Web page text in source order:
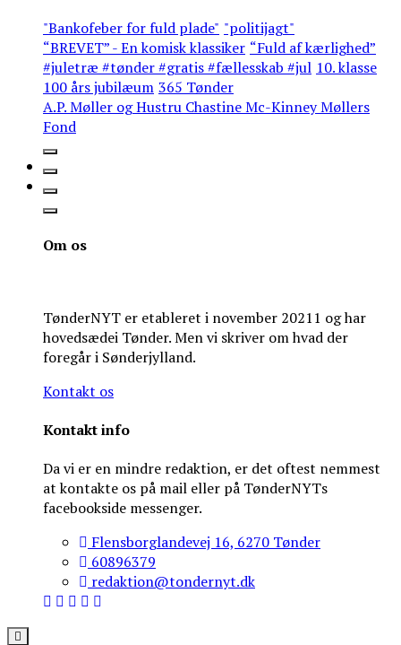
"Bankofeber for fuld plade" "politijagt"
“BREVET” - En komisk klassiker “Fuld af kærlighed”
#juletræ #tønder #gratis #fællesskab #jul 10. klasse
100 års jubilæum 365 Tønder
A.P. Møller og Hustru Chastine Mc-Kinney Møllers
Fond
Om os
TønderNYT er etableret i november 20211 og har
hovedsædei Tønder. Men vi skriver om hvad der
foregår i Sønderjylland.
Kontakt os
Kontakt info
Da vi er en mindre redaktion, er det oftest nemmest
at kontakte os på mail eller på TønderNYTs
facebookside messenger.
Flensborglandevej 16, 6270 Tønder
60896379
redaktion@tondernyt.dk